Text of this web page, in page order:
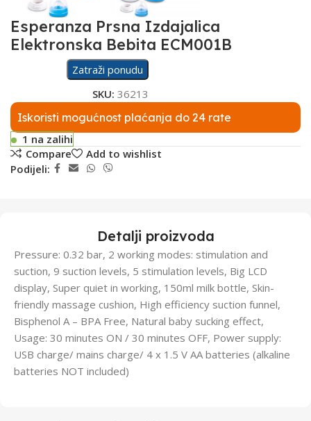
Esperanza Prsna Izdajalica
Elektronska Bebita ECM001B
Zatraži ponudu
SKU: 36213
Iskoristi mogućnost plaćanja do 24 rate
1 na zalihi
Compare
Add to wishlist
Podijeli:
Detalji proizvoda
Pressure: 0.32 bar, 2 working modes: stimulation and
suction, 9 suction levels, 5 stimulation levels, Big LCD
display, Super quiet in working, 150ml milk bottle, Skin-
friendly massage cushion, High efficiency suction funnel,
Bisphenol A – BPA Free, Natural baby sucking effect,
Usage: 30 minutes ON / 30 minutes OFF, Power supply:
USB charge/ mains charge/ 4 x 1.5 V AA batteries (alkaline
batteries NOT included)